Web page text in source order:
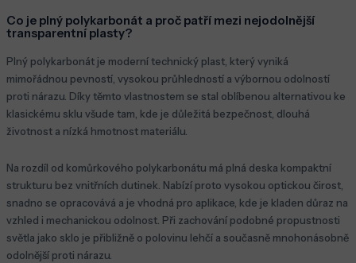
Co je plný polykarbonát a proč patří mezi nejodolnější
transparentní plasty?
Plný polykarbonát je moderní technický plast, který vyniká
mimořádnou pevností, vysokou průhledností a výbornou odolností
proti nárazu. Díky těmto vlastnostem se stal oblíbenou alternativou ke
klasickému sklu všude tam, kde je důležitá bezpečnost, dlouhá
životnost a nízká hmotnost materiálu.
Na rozdíl od komůrkového polykarbonátu má plná deska kompaktní
strukturu bez vnitřních dutinek. Nabízí proto vysokou optickou čirost,
snadno se opracovává a je vhodná pro aplikace, kde je kladen důraz na
vzhled i mechanickou odolnost. Při zachování podobné propustnosti
světla jako sklo je přibližně o polovinu lehčí a současně mnohonásobně
odolnější proti nárazu.